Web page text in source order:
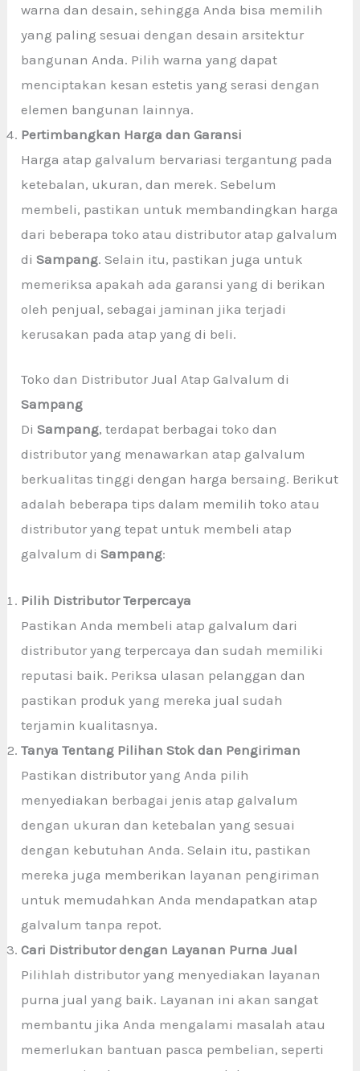
warna dan desain, sehingga Anda bisa memilih
yang paling sesuai dengan desain arsitektur
bangunan Anda. Pilih warna yang dapat
menciptakan kesan estetis yang serasi dengan
elemen bangunan lainnya.
Pertimbangkan Harga dan Garansi
Harga atap galvalum bervariasi tergantung pada
ketebalan, ukuran, dan merek. Sebelum
membeli, pastikan untuk membandingkan harga
dari beberapa toko atau distributor atap galvalum
diSampang. Selain itu, pastikan juga untuk
memeriksa apakah ada garansi yang di berikan
oleh penjual, sebagai jaminan jika terjadi
kerusakan pada atap yang di beli.
Toko dan Distributor Jual Atap Galvalum di
Sampang
DiSampang, terdapat berbagai toko dan
distributor yang menawarkan atap galvalum
berkualitas tinggi dengan harga bersaing. Berikut
adalah beberapa tips dalam memilih toko atau
distributor yang tepat untuk membeli atap
galvalum diSampang:
Pilih Distributor Terpercaya
Pastikan Anda membeli atap galvalum dari
distributor yang terpercaya dan sudah memiliki
reputasi baik. Periksa ulasan pelanggan dan
pastikan produk yang mereka jual sudah
terjamin kualitasnya.
Tanya Tentang Pilihan Stok dan Pengiriman
Pastikan distributor yang Anda pilih
menyediakan berbagai jenis atap galvalum
dengan ukuran dan ketebalan yang sesuai
dengan kebutuhan Anda. Selain itu, pastikan
mereka juga memberikan layanan pengiriman
untuk memudahkan Anda mendapatkan atap
galvalum tanpa repot.
Cari Distributor dengan Layanan Purna Jual
Pilihlah distributor yang menyediakan layanan
purna jual yang baik. Layanan ini akan sangat
membantu jika Anda mengalami masalah atau
memerlukan bantuan pasca pembelian, seperti